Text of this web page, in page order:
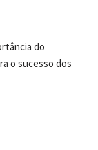
do
o sucesso dos